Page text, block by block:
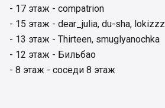
- 17 этаж - compatrion
- 15 этаж - dear_julia, du-sha, lokizzz
- 13 этаж - Thirteen, smuglyanochka
- 12 этаж - Бильбао
- 8 этаж - соседи 8 этаж